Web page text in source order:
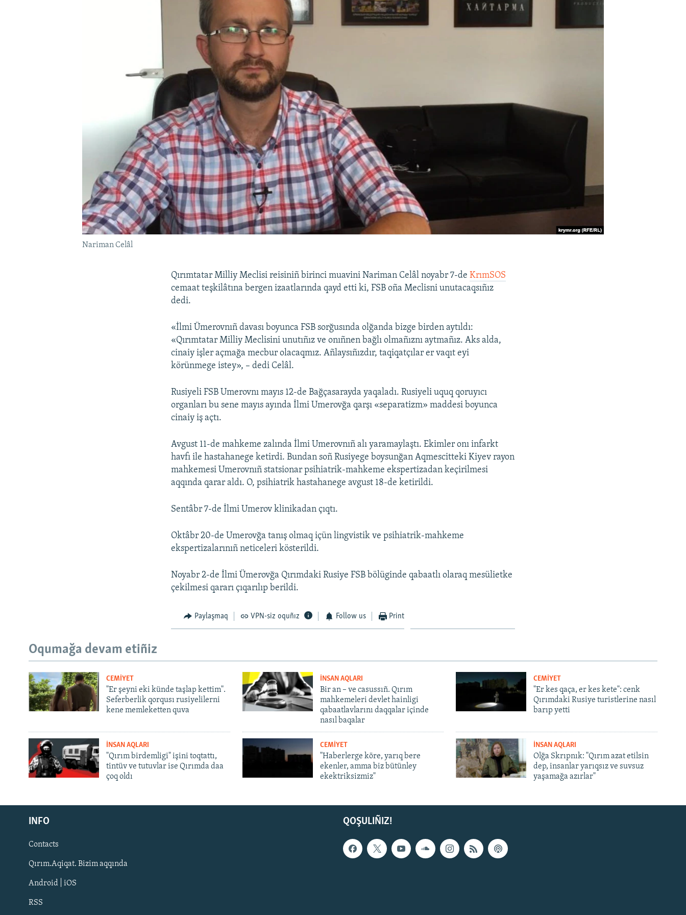
Русский
Українською
QOŞULIÑIZ!
Nariman Celâl
Qırımtatar Milliy Meclisi reisiniñ birinci muavini Nariman Celâl noyabr 7-deKrımSOS
cemaat teşkilâtına bergen izaatlarında qayd etti ki, FSB oña Meclisni unutacaqsıñız
dedi.
«İlmi Ümerovnıñ davası boyunca FSB sorğusında olğanda bizge birden aytıldı:
«Qırımtatar Milliy Meclisini unutıñız ve onıñnen bağlı olmañıznı aytmañız. Aks alda,
cinaiy işler açmağa mecbur olacaqmız. Añlaysıñızdır, taqiqatçılar er vaqıt eyi
körünmege istey», – dedi Celâl.
Rusiyeli FSB Umerovnı mayıs 12-de Bağçasarayda yaqaladı. Rusiyeli uquq qoruyıcı
organları bu sene mayıs ayında İlmi Umerovğa qarşı «separatizm» maddesi boyunca
cinaiy iş açtı.
Avgust 11-de mahkeme zalında İlmi Umerovnıñ alı yaramaylaştı. Ekimler onı infarkt
havfı ile hastahanege ketirdi. Bundan soñ Rusiyege boysunğan Aqmescitteki Kiyev rayon
mahkemesi Umerovnıñ statsionar psihiatrik-mahkeme ekspertizadan keçirilmesi
aqqında qarar aldı. O, psihiatrik hastahanege avgust 18-de ketirildi.
Sentâbr 7-de İlmi Umerov klinikadan çıqtı.
Oktâbr 20-de Umerovğa tanış olmaq içün lingvistik ve psihiatrik-mahkeme
ekspertizalarınıñ neticeleri kösterildi.
Noyabr 2-de İlmi Ümerovğa Qırımdaki Rusiye FSB bölüginde qabaatlı olaraq mesülietke
çekilmesi qararı çıqarılıp berildi.
Paylaşmaq VPN-siz oquñız Follow us Print
Oqumağa devam etiñiz
CEMİYET
"Er şeyni eki künde taşlap kettim".
Seferberlik qorqusı rusiyelilerni
kene memleketten quva
İNSAN AQLARI
Bir an – ve casussıñ. Qırım
mahkemeleri devlet hainligi
qabaatlavlarını daqqalar içinde
nasıl baqalar
CEMİYET
"Er kes qaça, er kes kete": cenk
Qırımdaki Rusiye turistlerine nasıl
barıp yetti
İNSAN AQLARI
"Qırım birdemligi" işini toqtattı,
tintüv ve tutuvlar ise Qırımda daa
çoq oldı
CEMİYET
"Haberlerge köre, yarıq bere
ekenler, amma biz bütünley
ekektriksizmiz"
İNSAN AQLARI
Olğa Skrıpnık: "Qırım azat etilsin
dep, insanlar yarıqsız ve suvsuz
yaşamağa azırlar"
QOŞULIÑIZ!
INFO
Contacts
Qırım.Aqiqat. Bizim aqqında
Android | iOS
RSS